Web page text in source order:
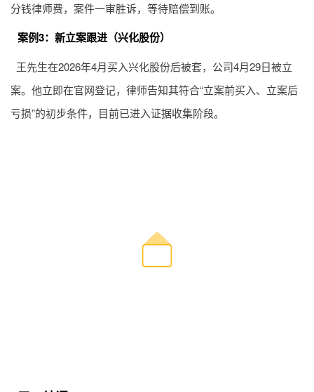
分钱律师费，案件一审胜诉，等待赔偿到账。
案例3：新立案跟进（兴化股份）
王先生在2026年4月买入兴化股份后被套，公司4月29日被立
案。他立即在官网登记，律师告知其符合“立案前买入、立案后
亏损”的初步条件，目前已进入证据收集阶段。